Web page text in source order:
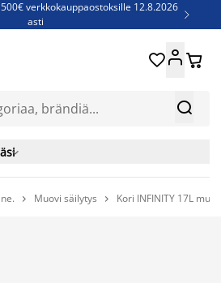
500€ verkkokauppaostoksille 12.8.2026
asti

- Säästä jopa 60% 
 

 Muovi säilytys  Kori INFINITY 17L